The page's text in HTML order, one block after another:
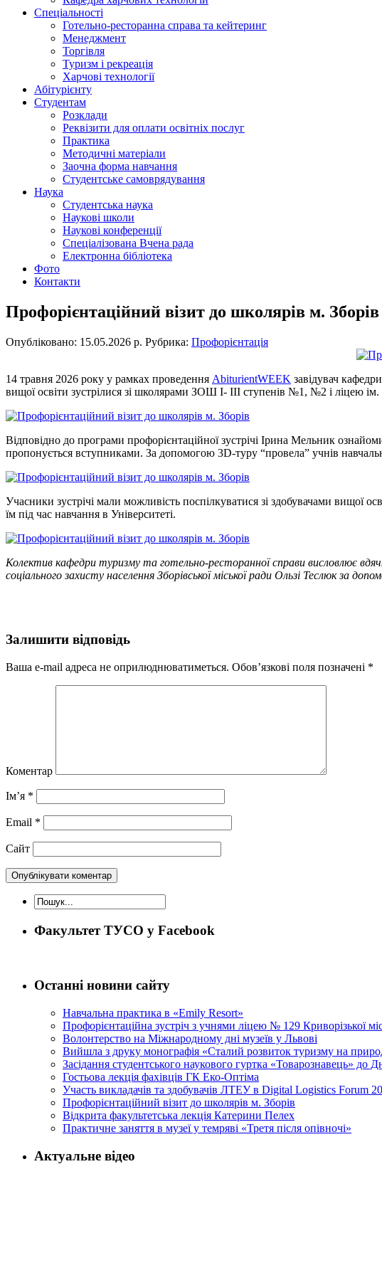
Спеціальності
Готельно-ресторанна справа та кейтеринг
Менеджмент
Торгівля
Туризм і рекреація
Харчові технології
Абітурієнту
Студентам
Розклади
Реквізити для оплати освітніх послуг
Практика
Методичні матеріали
Заочна форма навчання
Студентське самоврядування
Наука
Студентська наука
Наукові школи
Наукові конференції
Спеціалізована Вчена рада
Електронна бібліотека
Фото
Контакти
Профорієнтаційний візит до школярів м. Зборів
Опубліковано: 15.05.2026 р. Рубрика: Профорієнтація
14 травня 2026 року у рамках проведення AbiturientWEEK завідувач
вищої освіти зустрілися зі школярами ЗОШ І- ІІІ ступенів №1, №2 і ліцею
Відповідно до програми профорієнтаційної зустрічі Ірина Мельник
пропонується вступниками. За допомогою 3D-туру “провела” учнів
Учасники зустрічі мали можливість поспілкуватися зі здобувачами вищої
їм під час навчання в Університеті.
Колектив кафедри туризму та готельно-ресторанної справи висловлює
соціального захисту населення Зборівської міської ради Ользі Теслюк за
Залишити відповідь
Ваша e-mail адреса не оприлюднюватиметься. Обов’язкові поля позначені *
Коментар
Ім’я *
Email *
Сайт
Факультет ТУСО у Facebook
Останні новини сайту
Навчальна практика в «Emily Resort»
Профорієнтаційна зустріч з учнями ліцею № 129 Криворізької
Волонтерство на Міжнародному дні музеїв у Львові
Вийшла з друку монографія «Сталий розвиток туризму на
Засідання студентського наукового гуртка «Товарознавець» до
Гостьова лекція фахівців ГК Еко-Оптіма
Участь викладачів та здобувачів ЛТЕУ в Digital Logistics Forum
Профорієнтаційний візит до школярів м. Зборів
Відкрита факультетська лекція Катерини Пелех
Практичне заняття в музеї у темряві «Третя після опівночі»
Актуальне відео